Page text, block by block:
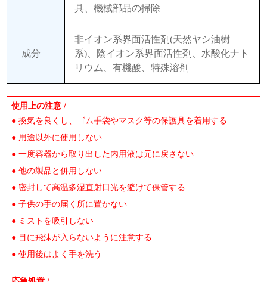
具、機械部品の掃除
成分
非イオン系界面活性剤(天然ヤシ油樹
系)、陰イオン系界面活性剤、水酸化ナト
リウム、有機酸、特殊溶剤
使用上の注意 /
● 換気を良くし、ゴム手袋やマスク等の保護具を着用する
● 用途以外に使用しない
● 一度容器から取り出した内用液は元に戻さない
● 他の製品と併用しない
● 密封して高温多湿直射日光を避けて保管する
● 子供の手の届く所に置かない
● ミストを吸引しない
● 目に飛沫が入らないように注意する
● 使用後はよく手を洗う